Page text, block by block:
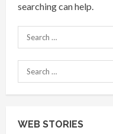
searching can help.
Search
for:
Search
for:
WEB STORIES
रीट 2025 भर्ती का